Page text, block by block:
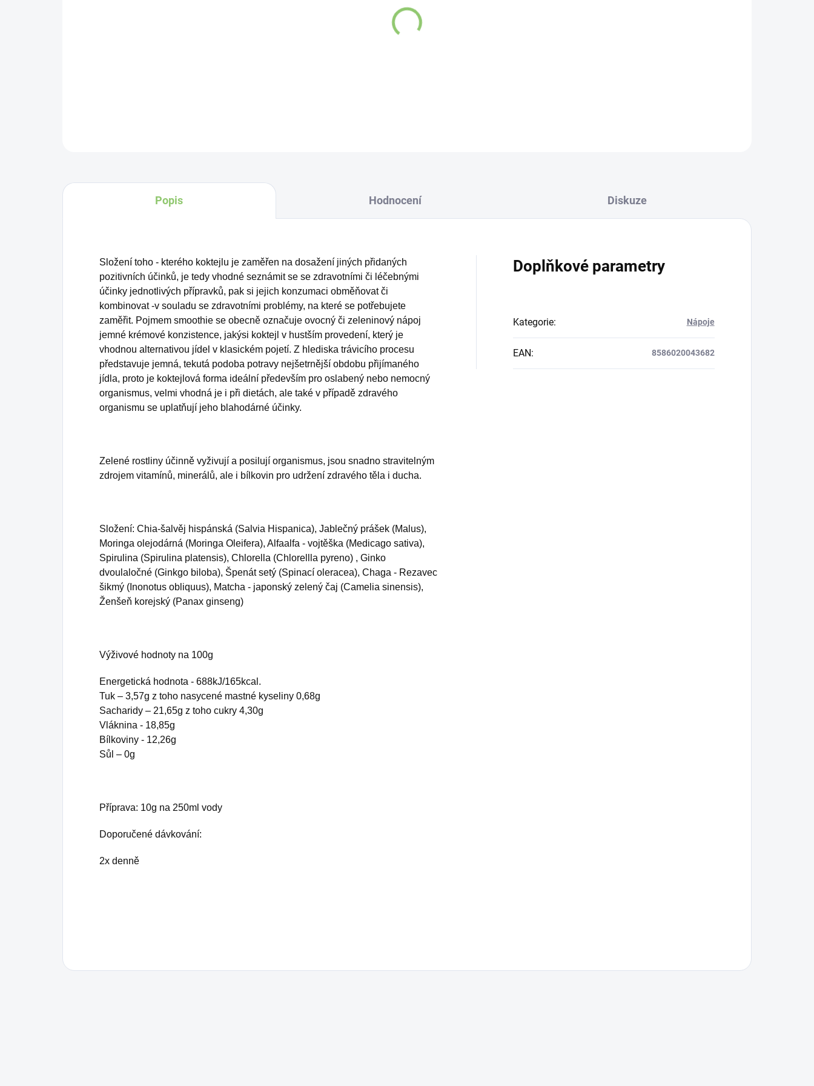
Popis Hodnocení Diskuze
Složení toho - kterého koktejlu je zaměřen na dosažení jiných přidaných
pozitivních účinků, je tedy vhodné seznámit se se zdravotními či léčebnými
účinky jednotlivých přípravků, pak si jejich konzumaci obměňovat či
kombinovat -v souladu se zdravotními problémy, na které se potřebujete
zaměřit. Pojmem smoothie se obecně označuje ovocný či zeleninový nápoj
jemné krémové konzistence, jakýsi koktejl v hustším provedení, který je
vhodnou alternativou jídel v klasickém pojetí. Z hlediska trávicího procesu
představuje jemná, tekutá podoba potravy nejšetrnější obdobu přijímaného
jídla, proto je koktejlová forma ideální především pro oslabený nebo nemocný
organismus, velmi vhodná je i při dietách, ale také v případě zdravého
organismu se uplatňují jeho blahodárné účinky.
Zelené rostliny účinně vyživují a posilují organismus, jsou snadno stravitelným
zdrojem vitamínů, minerálů, ale i bílkovin pro udržení zdravého těla i ducha.
Složení: Chia-šalvěj hispánská (Salvia Hispanica), Jablečný prášek (Malus),
Moringa olejodárná (Moringa Oleifera), Alfaalfa - vojtěška (Medicago sativa),
Spirulina (Spirulina platensis), Chlorella (Chlorellla pyreno) , Ginko
dvoulaločné (Ginkgo biloba), Špenát setý (Spinací oleracea), Chaga - Rezavec
šikmý (Inonotus obliquus), Matcha - japonský zelený čaj (Camelia sinensis),
Ženšeň korejský (Panax ginseng)
Výživové hodnoty na 100g
Energetická hodnota - 688kJ/165kcal.
Tuk – 3,57g z toho nasycené mastné kyseliny 0,68g
Sacharidy – 21,65g z toho cukry 4,30g
Vláknina - 18,85g
Bílkoviny - 12,26g
Sůl – 0g
Příprava: 10g na 250ml vody
Doporučené dávkování:
2x denně
Doplňkové parametry
Kategorie: Nápoje
EAN: 8586020043682